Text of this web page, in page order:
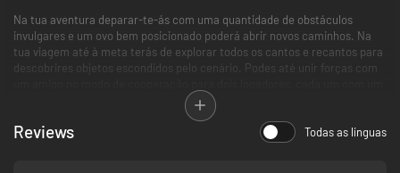
Na tua aventura deparar-te-ás com uma quantidade de obstáculos
invulgares e um ovo bem posicionado poderá abrir novos caminhos. Na
tua viagem até à meta terás de explorar todos os cantos e recantos para
descobrires objetos escondidos pelo cenário. Podes até unir forças com
Reviews Todas as línguas